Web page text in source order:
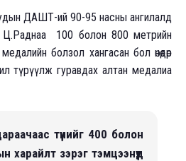
ДАШТ-ий 90-95 насны ангилалд
Ц.Раднаа 100 болон 800 метрийн
болзол хангасан бол өнөөдөр
түрүүлж гуравдах алтан медалиа
түүнийг 400 болон
харайлт зэрэг тэмцээнүүд